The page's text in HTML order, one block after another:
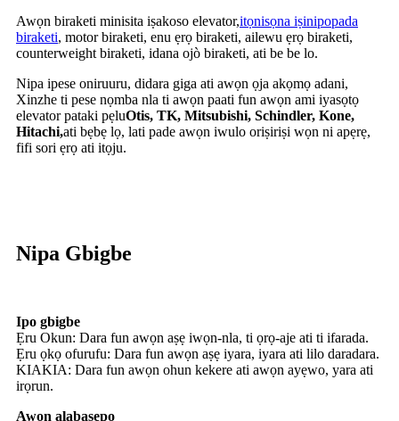
Awọn biraketi minisita iṣakoso elevator,itọnisọna iṣinipopada
biraketi, motor biraketi, enu ẹrọ biraketi, ailewu ẹrọ biraketi,
counterweight biraketi, idana ojò biraketi, ati be be lo.
Nipa ipese oniruuru, didara giga ati awọn ọja akọmọ adani,
Xinzhe ti pese nọmba nla ti awọn paati fun awọn ami iyasọtọ
elevator pataki pẹluOtis, TK, Mitsubishi, Schindler, Kone,
Hitachi,ati bẹbẹ lọ, lati pade awọn iwulo oriṣiriṣi wọn ni apẹrẹ,
fifi sori ẹrọ ati itọju.
Nipa Gbigbe
Ipo gbigbe
Ẹru Okun: Dara fun awọn aṣẹ iwọn-nla, ti ọrọ-aje ati ti ifarada.
Ẹru ọkọ ofurufu: Dara fun awọn aṣẹ iyara, iyara ati lilo daradara.
KIAKIA: Dara fun awọn ohun kekere ati awọn ayẹwo, yara ati
irọrun.
Awọn alabaṣepọ